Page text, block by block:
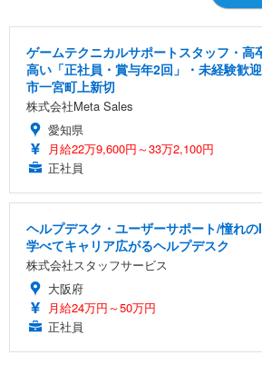
ゲームテクニカルサポートスタッフ・高
高い「正社員・賞与年2回」・未経験歓
市一宮町上新切
株式会社Meta Sales
愛知県
月給22万9,600円～33万2,100円
正社員
ヘルプデスク・ユーザーサポート/憧れ
学べてキャリア広がるヘルプデスク
株式会社スタッフサービス
大阪府
月給24万円～50万円
正社員